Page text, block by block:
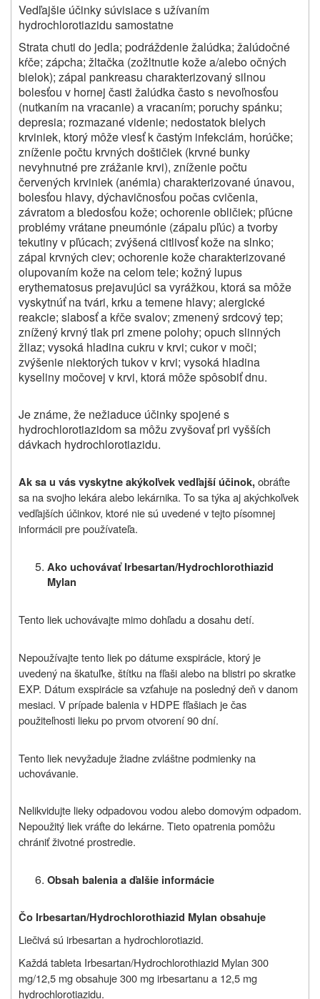
Vedľajšie účinky súvisiace s užívaním
hydrochlorotiazidu samostatne
Strata chuti do jedla; podráždenie žalúdka; žalúdočné
kŕče; zápcha; žltačka (zožltnutie kože a/alebo očných
bielok); zápal pankreasu charakterizovaný silnou
bolesťou v hornej časti žalúdka často s nevoľnosťou
(nutkaním na vracanie) a vracaním; poruchy spánku;
depresia; rozmazané videnie; nedostatok bielych
krviniek, ktorý môže viesť k častým infekciám, horúčke;
zníženie počtu krvných doštičiek (krvné bunky
nevyhnutné pre zrážanie krvi), zníženie počtu
červených krviniek (anémia) charakterizované únavou,
bolesťou hlavy, dýchavičnosťou počas cvičenia,
závratom a bledosťou kože; ochorenie obličiek; pľúcne
problémy vrátane pneumónie (zápalu pľúc) a tvorby
tekutiny v pľúcach; zvýšená citlivosť kože na slnko;
zápal krvných ciev; ochorenie kože charakterizované
olupovaním kože na celom tele; kožný lupus
erythematosus prejavujúci sa vyrážkou, ktorá sa môže
vyskytnúť na tvári, krku a temene hlavy; alergické
reakcie; slabosť a kŕče svalov; zmenený srdcový tep;
znížený krvný tlak pri zmene polohy; opuch slinných
žliaz; vysoká hladina cukru v krvi; cukor v moči;
zvýšenie niektorých tukov v krvi; vysoká hladina
kyseliny močovej v krvi, ktorá môže spôsobiť dnu.
Je známe, že nežiaduce účinky spojené s
hydrochlorotiazidom sa môžu zvyšovať pri vyšších
dávkach hydrochlorotiazidu.
Ak sa u vás vyskytne akýkoľvek vedľajší účinok,obráťte
sa na svojho lekára alebo lekárnika. To sa týka aj akýchkoľvek
vedľajších účinkov, ktoré nie sú uvedené v tejto písomnej
informácii pre používateľa.
Ako uchovávať Irbesartan/Hydrochlorothiazid
Mylan
Tento liek uchovávajte mimo dohľadu a dosahu detí.
Nepoužívajte tento liek po dátume exspirácie, ktorý je
uvedený na škatuľke, štítku na fľaši alebo na blistri po skratke
EXP. Dátum exspirácie sa vzťahuje na posledný deň v danom
mesiaci. V prípade balenia v HDPE fľašiach je čas
použiteľnosti lieku po prvom otvorení 90 dní.
Tento liek nevyžaduje žiadne zvláštne podmienky na
uchovávanie.
Nelikvidujte lieky odpadovou vodou alebo domovým odpadom.
Nepoužitý liek vráťte do lekárne. Tieto opatrenia pomôžu
chrániť životné prostredie.
Obsah balenia a ďalšie informácie
Čo Irbesartan/Hydrochlorothiazid Mylan obsahuje
Liečivá sú irbesartan a hydrochlorotiazid.
Každá tableta Irbesartan/Hydrochlorothiazid Mylan 300
mg/12,5 mg obsahuje 300 mg irbesartanu a 12,5 mg
hydrochlorotiazidu.